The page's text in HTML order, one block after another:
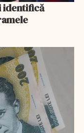
identifică